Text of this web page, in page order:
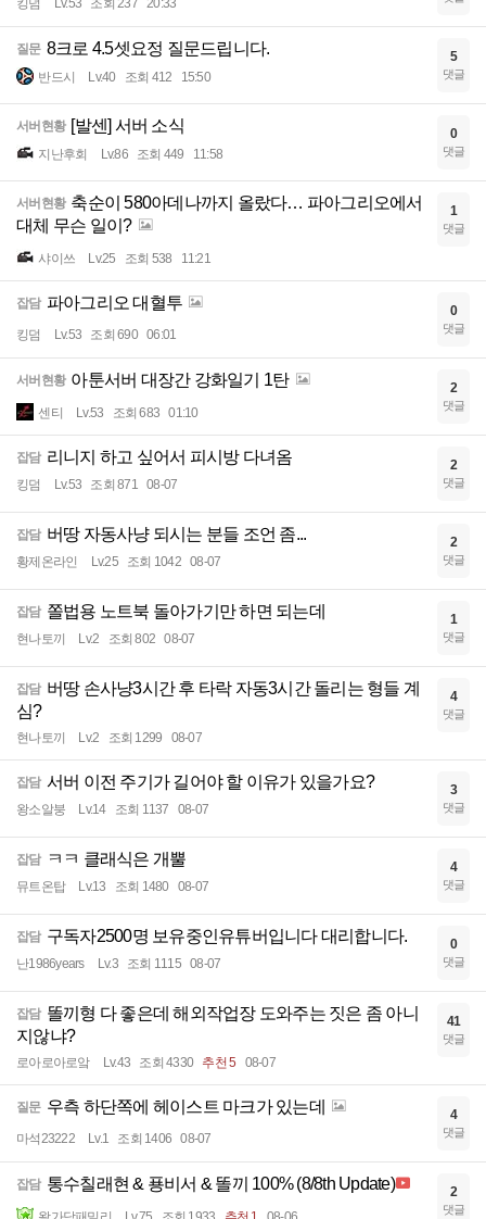
킹덤 Lv.53 조회 237 20:33
질문 8크로 4.5셋요정 질문드립니다.
반드시 Lv.40 조회 412 15:50
5
댓글
서버현황 [발센] 서버 소식
지난후회 Lv.86 조회 449 11:58
0
댓글
서버현황 축순이 580아데나까지 올랐다… 파아그리오에서
대체 무슨 일이?
샤이쓰 Lv.25 조회 538 11:21
1
댓글
잡담 파아그리오 대혈투
킹덤 Lv.53 조회 690 06:01
0
댓글
서버현황 아툰서버 대장간 강화일기 1탄
센티 Lv.53 조회 683 01:10
2
댓글
잡담 리니지 하고 싶어서 피시방 다녀옴
킹덤 Lv.53 조회 871 08-07
2
댓글
잡담 버땅 자동사냥 되시는 분들 조언 좀...
황제온라인 Lv.25 조회 1042 08-07
2
댓글
잡담 쫄법용 노트북 돌아가기만 하면 되는데
현나토끼 Lv.2 조회 802 08-07
1
댓글
잡담 버땅 손사냥3시간 후 타락 자동3시간 돌리는 형들 계
심?
현나토끼 Lv.2 조회 1299 08-07
4
댓글
잡담 서버 이전 주기가 길어야 할 이유가 있을가요?
왕소알붕 Lv.14 조회 1137 08-07
3
댓글
잡담 ㅋㅋ 클래식은 개뿔
뮤트온탑 Lv.13 조회 1480 08-07
4
댓글
잡담 구독자2500명 보유중인유튜버입니다 대리합니다.
난1986years Lv.3 조회 1115 08-07
0
댓글
잡담 똘끼형 다 좋은데 해외작업장 도와주는 짓은 좀 아니
지않냐?
로아로아로앜 Lv.43 조회 4330 추천 5 08-07
41
댓글
질문 우측 하단쪽에 헤이스트 마크가 있는데
마석23222 Lv.1 조회 1406 08-07
4
댓글
잡담 통수칠래현 & 푱비서 & 똘끼 100% (8/8th Update) 2
댓글